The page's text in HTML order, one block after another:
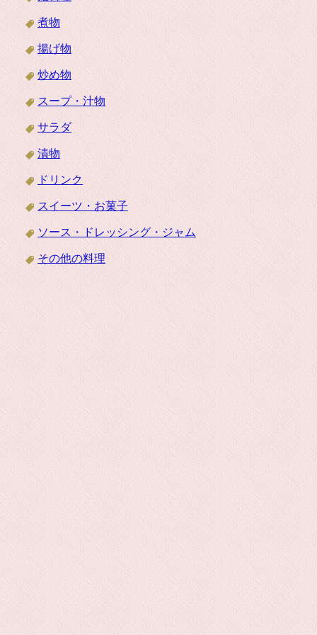
煮物
揚げ物
炒め物
スープ・汁物
サラダ
漬物
ドリンク
スイーツ・お菓子
ソース・ドレッシング・ジャム
その他の料理